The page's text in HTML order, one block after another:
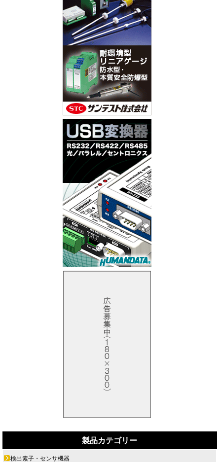
製品カテゴリー
検出素子・センサ機器